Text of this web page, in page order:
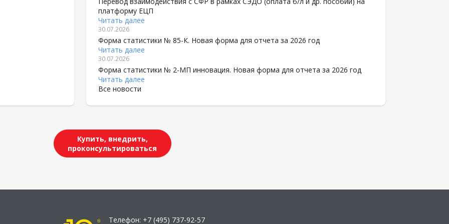
платформу ЕЦП
Читать далее
30.07.2026
Форма статистики № 85-К. Новая форма для отчета за 2026 год
Читать далее
30.07.2026
Форма статистики № 2-МП инновация. Новая форма для отчета за 2026 год
Читать далее
Все новости
Купить, внедрить,
проконсультироваться
Телефон: +7 (495) 737-92-57